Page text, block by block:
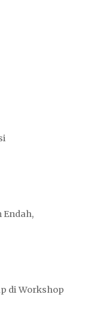
Endah,
di Workshop